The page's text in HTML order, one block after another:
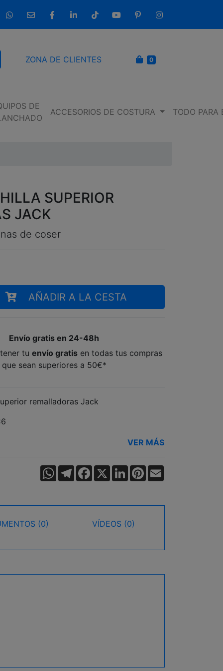
633 237 654
info@entremaquinasdecoser.com
FacebookLinkedInTikTokYouTubePinterestInstagram
ZONA DE CLIENTES CARRITO
0
DE
ACCESORIOS DE COSTURA TODO PARA
SUPERIOR
JACK
de coser
AÑADIR A LA CESTA
Envío gratis en 24-48h
tu envío gratisen todas tus compras
que sean superiores a 50€*
remalladoras Jack
VER MÁS
WhatsApp
TelegramFacebook
X LinkedInPinterest
(0) VÍDEOS (0)